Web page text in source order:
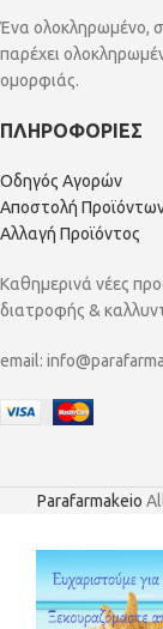
Ένα ολοκληρωμένο,
παρέχει
ομορφιάς.
ΠΛΗΡΟΦΟΡΙΕΣ
Οδηγός Αγορών
Αποστολή
Αλλαγή Προϊόντος
Καθημερινά νέες
διατροφής &
email:
Parafarmakeio